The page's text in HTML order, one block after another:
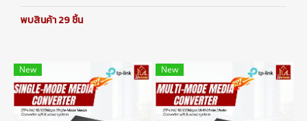
พบสินค้า 29 ชิ้น
New New